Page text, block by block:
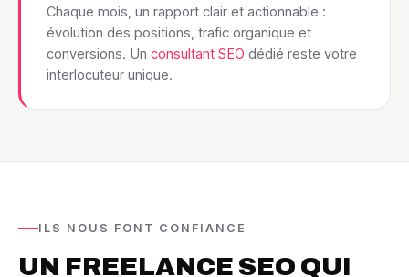
Chaque mois, un rapport clair et actionnable :
évolution des positions, trafic organique et
conversions. Un consultant SEO dédié reste votre
interlocuteur unique.
ILS NOUS FONT CONFIANCE
UN FREELANCE SEO QUI